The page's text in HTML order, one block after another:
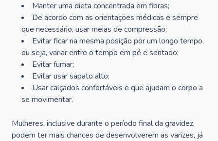
Manter uma dieta concentrada em fibras;
De acordo com as orientações médicas e sempre
que necessário, usar meias de compressão;
Evitar ficar na mesma posição por um longo tempo,
ou seja, variar entre o tempo em pé e sentado;
Evitar fumar;
Evitar usar sapato alto;
Usar calçados confortáveis e que ajudam o corpo a
se movimentar.
Mulheres, inclusive durante o período final da gravidez,
podem ter mais chances de desenvolverem as varizes, já